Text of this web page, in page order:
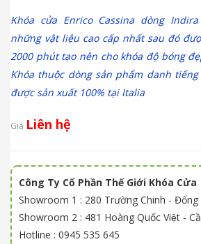
Khóa cửa Enrico Cassina dòng
những vật liệu cao cấp nhất sau đó
2000 phút tạo nên cho khóa độ bóng
Khóa thuộc dòng sản phẩm danh
được sản xuất 100% tại Italia
Giá Liên hệ
Công Ty Cổ Phần Thế Giới Khóa Cửa
Showroom 1 : 280 Trường Chinh -
Showroom 2 : 481 Hoàng Quốc Việt -
Hotline : 0945 535 645